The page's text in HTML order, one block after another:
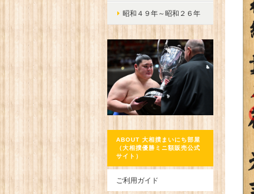
昭和４９年～昭和２６年
ABOUT 大相撲まいにち部屋
（大相撲優勝ミニ額販売公式
サイト）
ご利用ガイド